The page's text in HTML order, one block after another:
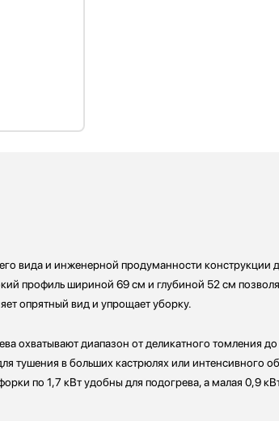
вида и инженерной продуманности конструкции
профиль шириной 69 см и глубиной 52 см
опрятный вид и упрощает уборку.
охватывают диапазон от деликатного томления
тушения в больших кастрюлях или интенсивного
по 1,7 кВт удобны для подогрева, а малая 0,9